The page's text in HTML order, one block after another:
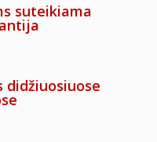
suteikiama
didžiuosiuose